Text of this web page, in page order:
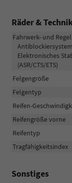
Räder & Technik
Fahrwerk- und
Elektronisches
(ASR/CTS/ETS)
Felgengröße
Felgentyp
Reifen-
Reifengröße vorne
Reifentyp
Tragfähigkeitsindex
Sonstiges